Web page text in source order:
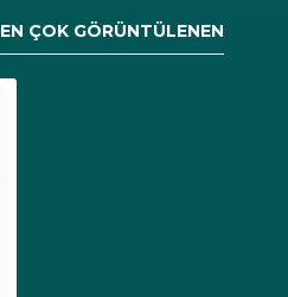
EN ÇOK GÖRÜNTÜLENEN